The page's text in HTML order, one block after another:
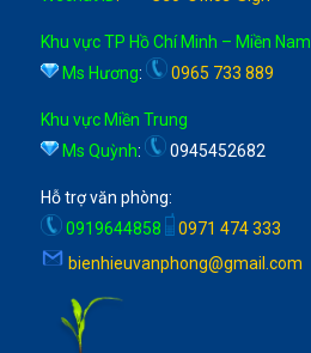
Khu vực TP Hồ Chí Minh – Miền Nam
Ms Hương: 0965 733 889
Khu vực Miền Trung
Ms Quỳnh: 0945452682
Hỗ trợ văn phòng:
0919644858
0971 474 333
bienhieuvanphong@gmail.com